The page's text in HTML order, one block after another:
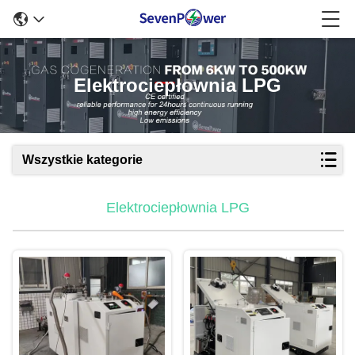
Elektrociepłownia LPG
Wszystkie kategorie
Elektrociepłownia LPG